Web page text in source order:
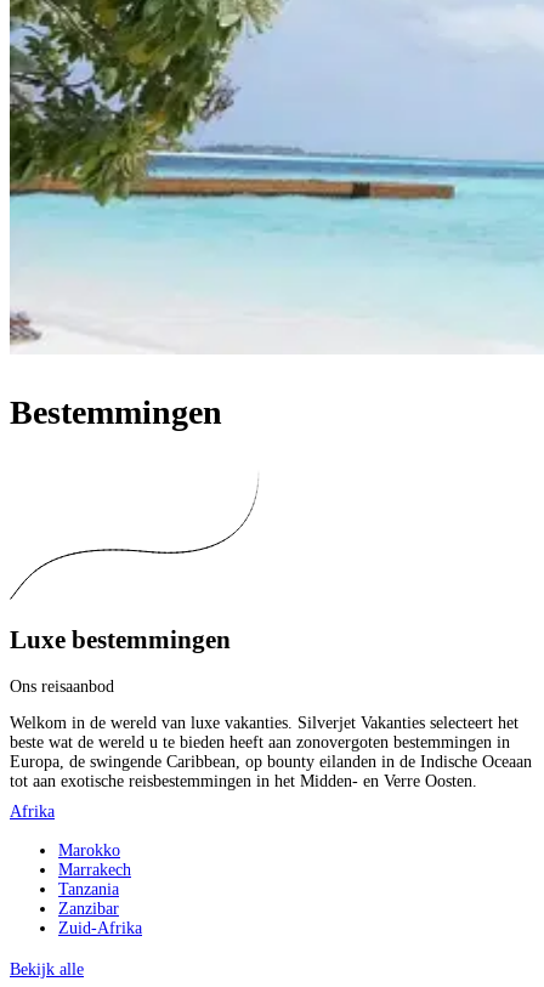
Bestemmingen
Luxe bestemmingen
Ons reisaanbod
Welkom in de wereld van luxe vakanties. Silverjet Vakanties selecteert het
beste wat de wereld u te bieden heeft aan zonovergoten bestemmingen in
Europa, de swingende Caribbean, op bounty eilanden in de Indische Oceaan
tot aan exotische reisbestemmingen in het Midden- en Verre Oosten.
Afrika
Marokko
Marrakech
Tanzania
Zanzibar
Zuid-Afrika
Bekijk alle